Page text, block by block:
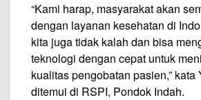
“Kami harap, masyarakat akan
dengan layanan kesehatan di
kita juga tidak kalah dan bisa
teknologi dengan cepat untuk
kualitas pengobatan pasien,” kata
ditemui di RSPI, Pondok Indah.